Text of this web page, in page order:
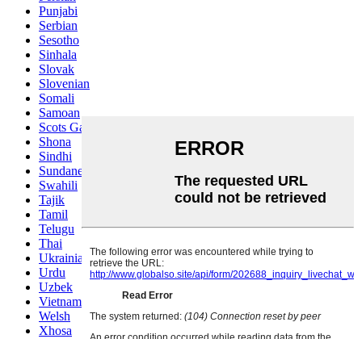
Punjabi
Serbian
Sesotho
Sinhala
Slovak
Slovenian
Somali
Samoan
Scots Gaelic
Shona
Sindhi
Sundanese
Swahili
Tajik
Tamil
Telugu
Thai
Ukrainian
Urdu
Uzbek
Vietnamese
Welsh
Xhosa